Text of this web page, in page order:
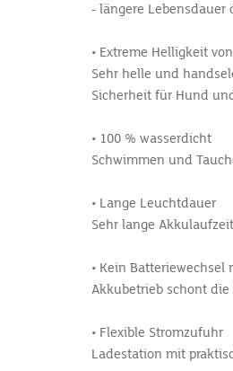
- längere
• Extreme Helligkeit
Sehr helle und
Sicherheit für Hund
• 100 % wasserdicht
Schwimmen und
• Lange Leuchtdauer
Sehr lange
• Kein Batteriewechsel
Akkubetrieb schont
• Flexible Stromzufuhr
Ladestation mit